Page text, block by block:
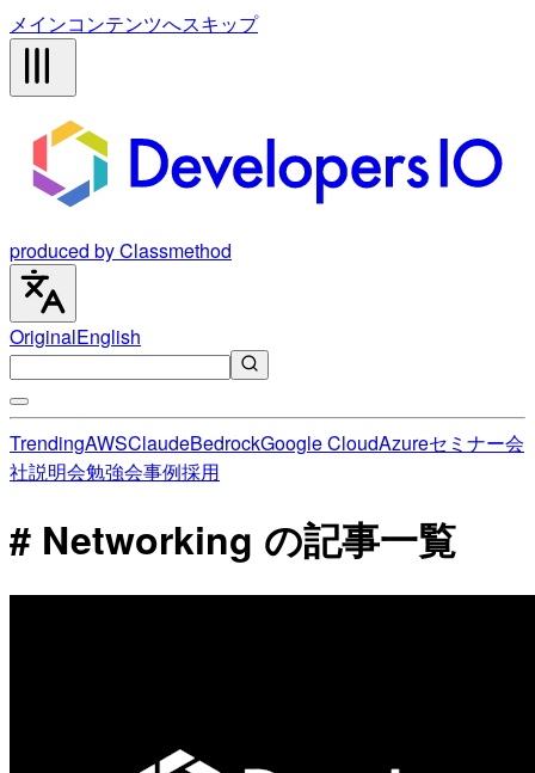
メインコンテンツへスキップ
produced by Classmethod
OriginalEnglish
TrendingAWSClaudeBedrockGoogle CloudAzureセミナー会
社説明会勉強会事例採用
# Networking の記事一覧